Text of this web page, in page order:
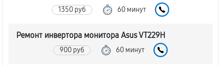
1350 руб 60 минут
Ремонт инвертора монитора Asus VT229H
900 руб 60 минут